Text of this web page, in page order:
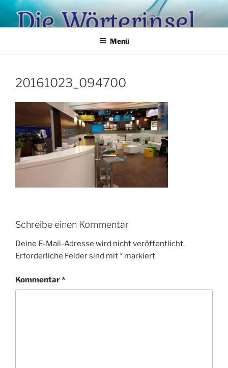
Zum
Inhalt
springen
Menü
20161023_094700
Schreibe einen Kommentar
Deine E-Mail-Adresse wird nicht veröffentlicht.
Erforderliche Felder sind mit* markiert
Kommentar*